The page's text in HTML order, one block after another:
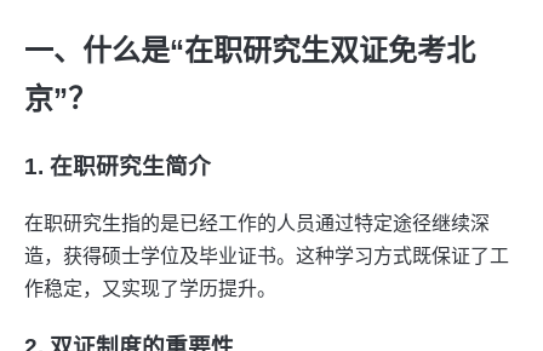
一、什么是“在职研究生双证免考北
京”？
1. 在职研究生简介
在职研究生指的是已经工作的人员通过特定途径继续深
造，获得硕士学位及毕业证书。这种学习方式既保证了工
作稳定，又实现了学历提升。